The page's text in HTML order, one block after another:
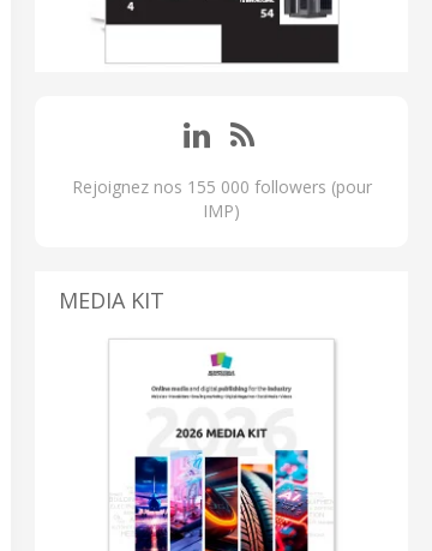
Rejoignez nos 155 000 followers (pour
IMP)
MEDIA KIT